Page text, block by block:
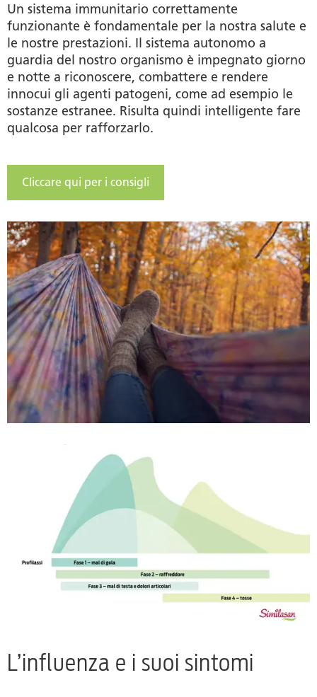
Un sistema immunitario correttamente
funzionante è fondamentale per la nostra salute e
le nostre prestazioni. Il sistema autonomo a
guardia del nostro organismo è impegnato giorno
e notte a riconoscere, combattere e rendere
innocui gli agenti patogeni, come ad esempio le
sostanze estranee. Risulta quindi intelligente fare
qualcosa per rafforzarlo.
Cliccare qui per i consigli
L’influenza e i suoi sintomi